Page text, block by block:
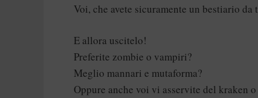
Voi, che avete sicuramente un bestiario
E allora uscitelo!
Preferite zombie o vampiri?
Meglio mannari e mutaforma?
Oppure anche voi vi asservite del kraken